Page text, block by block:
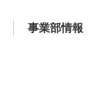
事業部情報